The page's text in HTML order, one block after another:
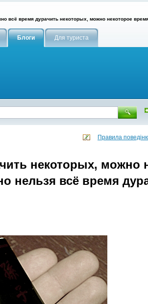
всё время дурачить некоторых, можно некоторое
Блоги Для туриста
Правила
некоторых, можно
нельзя всё время